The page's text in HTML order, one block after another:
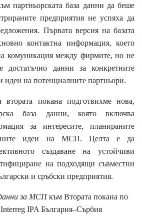
партньорската база данни да беше
предприятия не успяха да
Първата версия на базата
контактна информация, което
комуникация между фирмите, но не
достатъчно данни за конкретните
идеи на потенциалните партньори.
покана подготвихме нова,
база данни, която включва
за интересите, планираните
идеи на МСП. Целта е да
създаване на устойчиви
на подходящи съвместни
и сръбски предприятия.
за МСПкъм Втората покана по
IPA България–Сърбия